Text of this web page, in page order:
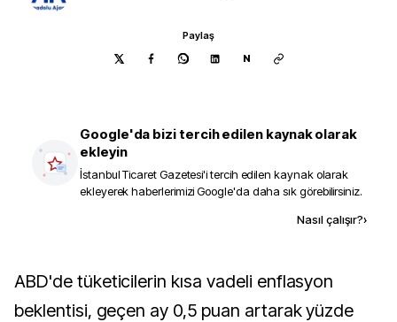
Paylaş
N
Google'da bizi tercih edilen kaynak olarak
ekleyin
İstanbul Ticaret Gazetesi'i tercih edilen kaynak olarak
ekleyerek haberlerimizi Google'da daha sık görebilirsiniz.
Nasıl çalışır?›
ABD'de tüketicilerin kısa vadeli enflasyon
beklentisi, geçen ay 0,5 puan artarak yüzde